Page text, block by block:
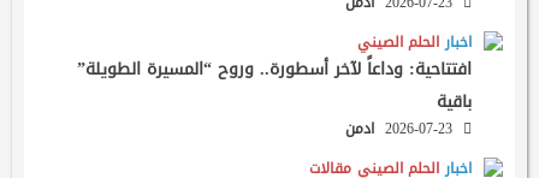
اخبار الحلم الصيني
افتتاحية: وداعاً لآخر أسطورة.. وروح “المسيرة الطويلة”
باقية
ادمن
اخبار الحلم الصيني مقالات